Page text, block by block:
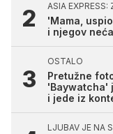
ASIA EXPRESS:
'Mama,
i njegov
OSTALO
Pretužne
'Baywatcha'
i jede iz
LJUBAV JE NA